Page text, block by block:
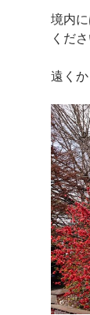
境内
くだ
遠く